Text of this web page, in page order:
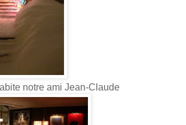
notre ami Jean-Claude